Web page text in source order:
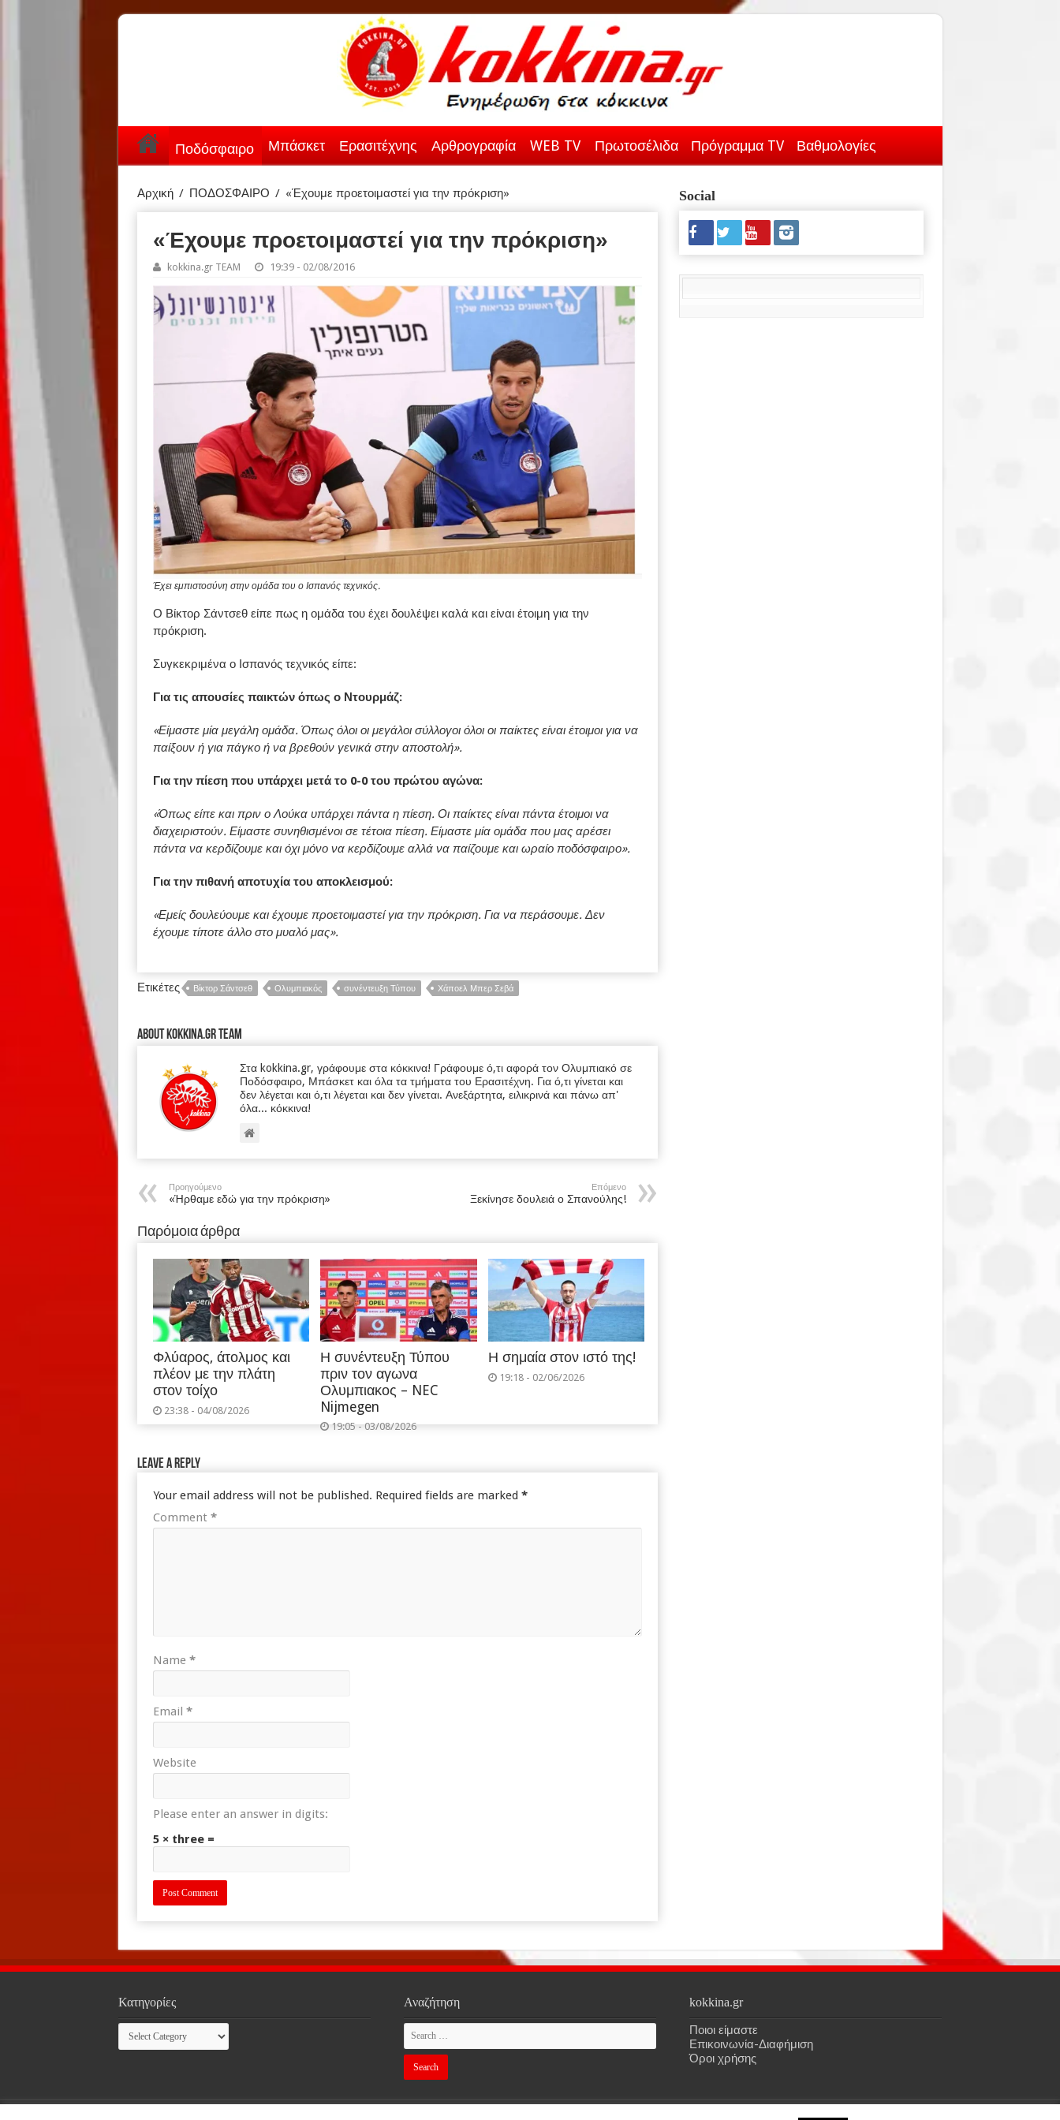
Ποδόσφαιρο Μπάσκετ Ερασιτέχνης Αρθρογραφία WEB TV Πρωτοσέλιδα Πρόγραμμα TV Βαθμολογίες
Αρχική / ΠΟΔΟΣΦΑΙΡΟ / «Έχουμε προετοιμαστεί για την πρόκριση»
«Έχουμε προετοιμαστεί για την πρόκριση»
kokkina.gr TEAM 19:39 - 02/08/2016
Έχει εμπιστοσύνη στην ομάδα του ο Ισπανός τεχνικός.
Ο Βίκτορ Σάντσεθ είπε πως η ομάδα του έχει δουλέψει καλά και είναι έτοιμη για την
πρόκριση.
Συγκεκριμένα ο Ισπανός τεχνικός είπε:
Για τις απουσίες παικτών όπως ο Ντουρμάζ:
«Είμαστε μία μεγάλη ομάδα. Όπως όλοι οι μεγάλοι σύλλογοι όλοι οι παίκτες είναι έτοιμοι για να
παίξουν ή για πάγκο ή να βρεθούν γενικά στην αποστολή».
Για την πίεση που υπάρχει μετά το 0-0 του πρώτου αγώνα:
«Όπως είπε και πριν ο Λούκα υπάρχει πάντα η πίεση. Οι παίκτες είναι πάντα έτοιμοι να
διαχειριστούν. Είμαστε συνηθισμένοι σε τέτοια πίεση. Είμαστε μία ομάδα που μας αρέσει
πάντα να κερδίζουμε και όχι μόνο να κερδίζουμε αλλά να παίζουμε και ωραίο ποδόσφαιρο».
Για την πιθανή αποτυχία του αποκλεισμού:
«Εμείς δουλεύουμε και έχουμε προετοιμαστεί για την πρόκριση. Για να περάσουμε. Δεν
έχουμε τίποτε άλλο στο μυαλό μας».
Ετικέτες Βίκτορ Σάντσεθ Ολυμπιακός συνέντευξη Τύπου Χάποελ Μπερ Σεβά
About kokkina.gr TEAM
Στα kokkina.gr, γράφουμε στα κόκκινα! Γράφουμε ό,τι αφορά τον Ολυμπιακό σε
Ποδόσφαιρο, Μπάσκετ και όλα τα τμήματα του Ερασιτέχνη. Για ό,τι γίνεται και
δεν λέγεται και ό,τι λέγεται και δεν γίνεται. Ανεξάρτητα, ειλικρινά και πάνω απ'
όλα... κόκκινα!
Προηγούμενο
«Ήρθαμε εδώ για την πρόκριση»
Επόμενο
Ξεκίνησε δουλειά ο Σπανούλης!
Παρόμοια άρθρα
Φλύαρος, άτολμος και
πλέον με την πλάτη
στον τοίχο
23:38 - 04/08/2026
Η συνέντευξη Τύπου
πριν τον αγωνα
Ολυμπιακος – NEC
Nijmegen
19:05 - 03/08/2026
Η σημαία στον ιστό της!
19:18 - 02/06/2026
Leave a Reply
Your email address will not be published. Required fields are marked *
Comment *
Name *
Email *
Website
Please enter an answer in digits:
5 × three =
Social
Κατηγορίες
Κατηγορίες
Αναζήτηση kokkina.gr
Ποιοι είμαστε
Επικοινωνία-Διαφήμιση
Όροι χρήσης